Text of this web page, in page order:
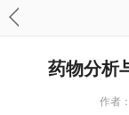
药物分析
作者：